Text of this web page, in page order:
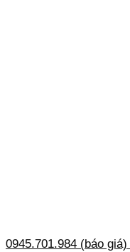
0945.701.984 (báo giá)